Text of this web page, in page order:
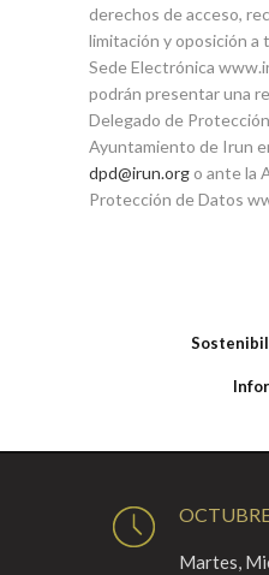
derechos de acceso,
limitación y oposición a
Sede Electrónica
podrán presentar una
Delegado de
Ayuntamiento de Irun
dpd@irun.org o ante la
Protección de Datos
Martes,